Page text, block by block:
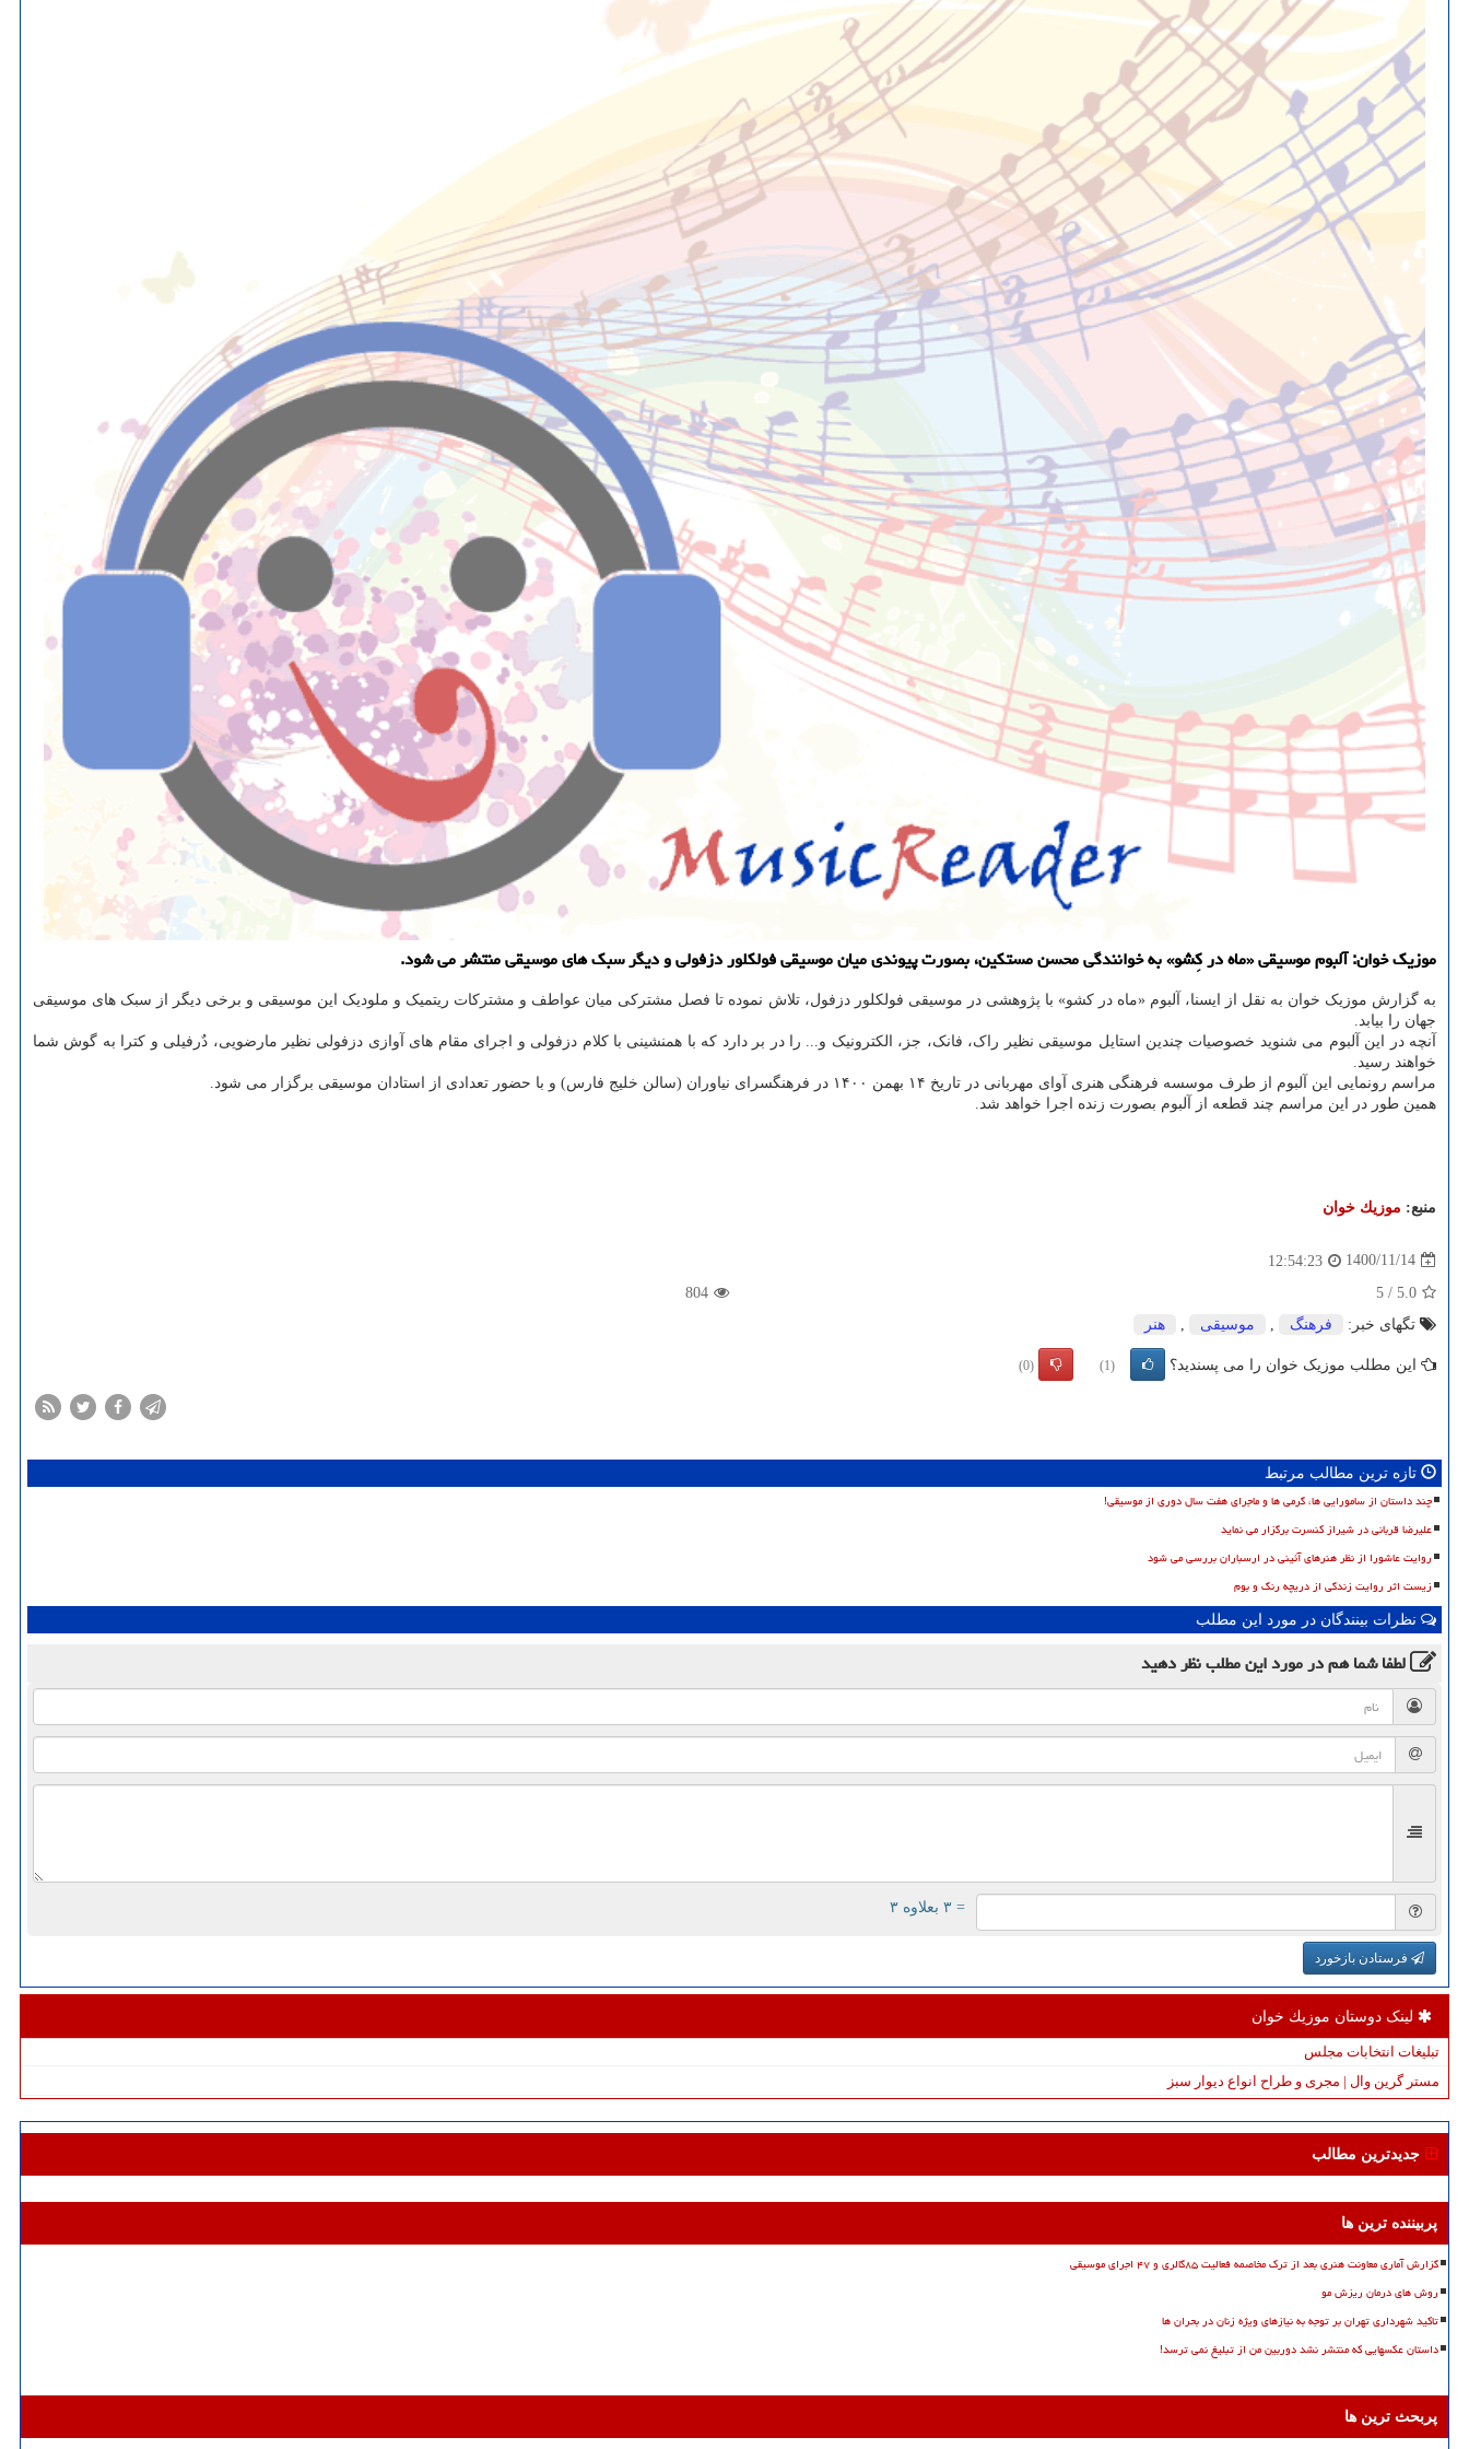
موزیک خوان: آلبوم موسیقی «ماه در کِشو» به خوانندگی محسن مستکین، بصورت پیوندی میان موسیقی فولکلور دزفولی و دیگر سبک های موسیقی منتشر می شود.
به گزارش موزیک خوان به نقل از ایسنا، آلبوم «ماه در کشو» با پژوهشی در موسیقی فولکلور دزفول، تلاش نموده تا فصل مشترکی میان عواطف و مشترکات ریتمیک و ملودیک این موسیقی و برخی دیگر از سبک های موسیقی
جهان را بیابد.
آنچه در این آلبوم می شنوید خصوصیات چندین استایل موسیقی نظیر راک، فانک، جز، الکترونیک و... را در بر دارد که با همنشینی با کلام دزفولی و اجرای مقام های آوازی دزفولی نظیر مارضویی، دٌرفیلی و کترا به گوش شما
خواهند رسید.
مراسم رونمایی این آلبوم از طرف موسسه فرهنگی هنری آوای مهربانی در تاریخ ۱۴ بهمن ۱۴۰۰ در فرهنگسرای نیاوران (سالن خلیج فارس) و با حضور تعدادی از استادان موسیقی برگزار می شود.
همین طور در این مراسم چند قطعه از آلبوم بصورت زنده اجرا خواهد شد.
منبع: موزیك خوان
1400/11/14
12:54:23
5.0
/
5
804
تگهای خبر:
فرهنگ , موسیقی , هنر
این مطلب موزیک خوان را می پسندید؟ (1)
(0)
تازه ترین مطالب مرتبط
چند داستان از سامورایی ها، گرمی ها و ماجرای هفت سال دوری از موسیقی!
علیرضا قربانی در شیراز کنسرت برگزار می نماید
روایت عاشورا از نظر هنرهای آئینی در ارسباران بررسی می شود
زیست اثر روایت زندگی از دریچه رنگ و بوم
نظرات بینندگان در مورد این مطلب
لطفا شما همدر مورد این مطلبنظر دهید
= ۳ بعلاوه ۳
فرستادن بازخورد
لینک دوستان موزیك خوان
تبلیغات انتخابات مجلس
مستر گرین وال | مجری و طراح انواع دیوار سبز
جدیدترین مطالب
پربیننده ترین ها
گزارش آماری معاونت هنری بعد از ترک مخاصمه فعالیت ۸۵گالری و ۴۷ اجرای موسیقی
روش های درمان ریزش مو
تاکید شهرداری تهران بر توجه به نیازهای ویژه زنان در بحران ها
داستان عکسهایی که منتشر نشد دوربین من از تبلیغ نمی ترسد!
پربحث ترین ها